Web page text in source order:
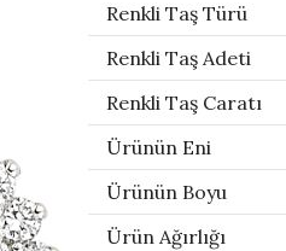
Renkli Taş Türü
Renkli Taş Adeti
Renkli Taş Caratı
Ürünün Eni
Ürünün Boyu
Ürün Ağırlığı